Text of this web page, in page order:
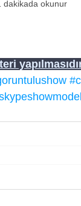
dakikada okunur